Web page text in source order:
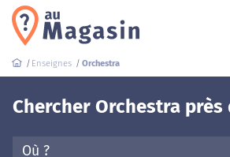
Enseignes Orchestra
Chercher Orchestra près
Où ?